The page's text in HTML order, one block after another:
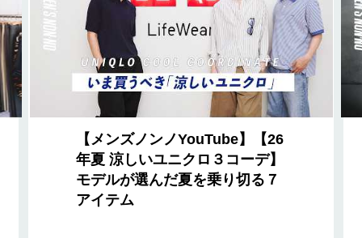
【メンズノンノYouTube】【26
年夏 涼しいユニクロ３コーデ】
モデルが選んだ夏を乗り切る７
アイテム